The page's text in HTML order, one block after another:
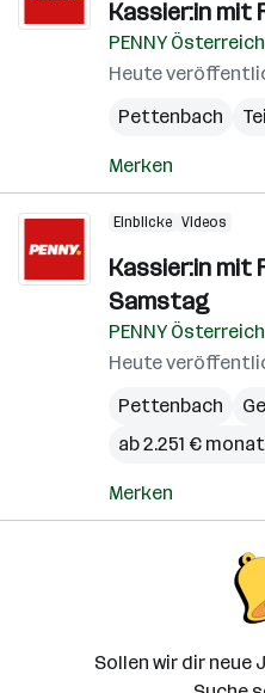
Kassier:in mit
PENNY Österreich
Heute
Pettenbach
Merken
Einblicke Videos
Kassier:in mit
Samstag
PENNY Österreich
Heute
Pettenbach
ab 2.251 €
Merken
Sollen wir dir neue